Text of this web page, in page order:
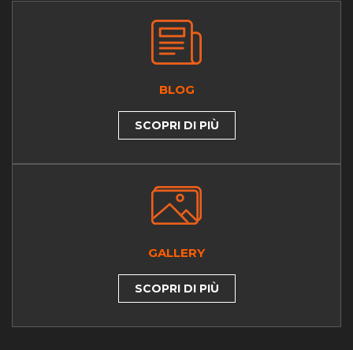
BLOG
SCOPRI DI PIÙ
GALLERY
SCOPRI DI PIÙ